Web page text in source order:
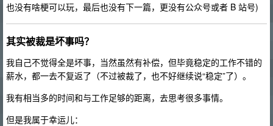
也没有啥梗可以玩，最后也没有下一篇，更没有公众号或者 B 站号)
其实被裁是坏事吗？
我自己不觉得全是坏事，当然虽然有补偿，但毕竟稳定的工作不错的
薪水，都一去不复返了（不过被裁了，也不好继续说“稳定”了）。
我有相当多的时间和与工作足够的距离，去思考很多事情。
但是我属于幸运儿：